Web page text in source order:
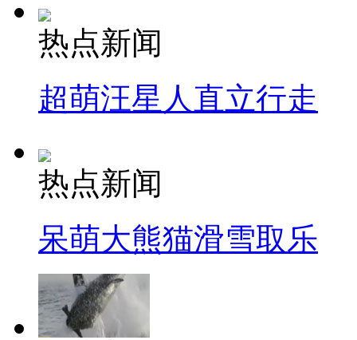
热点新闻
超萌汪星人直立行走
热点新闻
呆萌大熊猫滑雪取乐